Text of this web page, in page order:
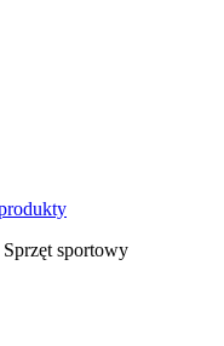
Sprzęt sportowy